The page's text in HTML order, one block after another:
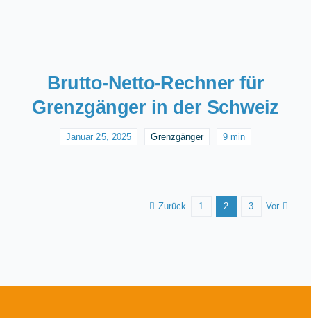
Brutto-Netto-Rechner für
Grenzgänger in der Schweiz
Januar 25, 2025 Grenzgänger 9 min
Zurück 1 2 3 Vor